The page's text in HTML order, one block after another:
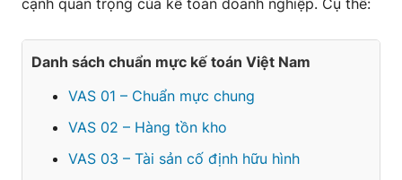
cạnh quan trọng của kế toán doanh nghiệp. Cụ thể:
Danh sách chuẩn mực kế toán Việt Nam
VAS 01 – Chuẩn mực chung
VAS 02 – Hàng tồn kho
VAS 03 – Tài sản cố định hữu hình